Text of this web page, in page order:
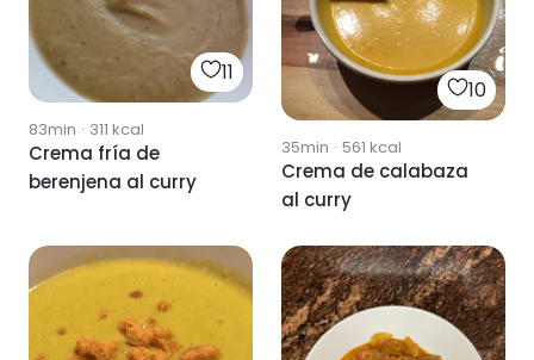
11
83min · 311 kcal
Crema fría de
berenjena al curry
10
35min · 561 kcal
Crema de calabaza
al curry